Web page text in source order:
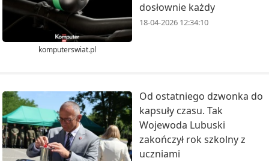
komputerswiat.pl
dosłownie każdy
18-04-2026 12:34:10
Od ostatniego dzwonka do
kapsuły czasu. Tak
Wojewoda Lubuski
zakończył rok szkolny z
uczniami